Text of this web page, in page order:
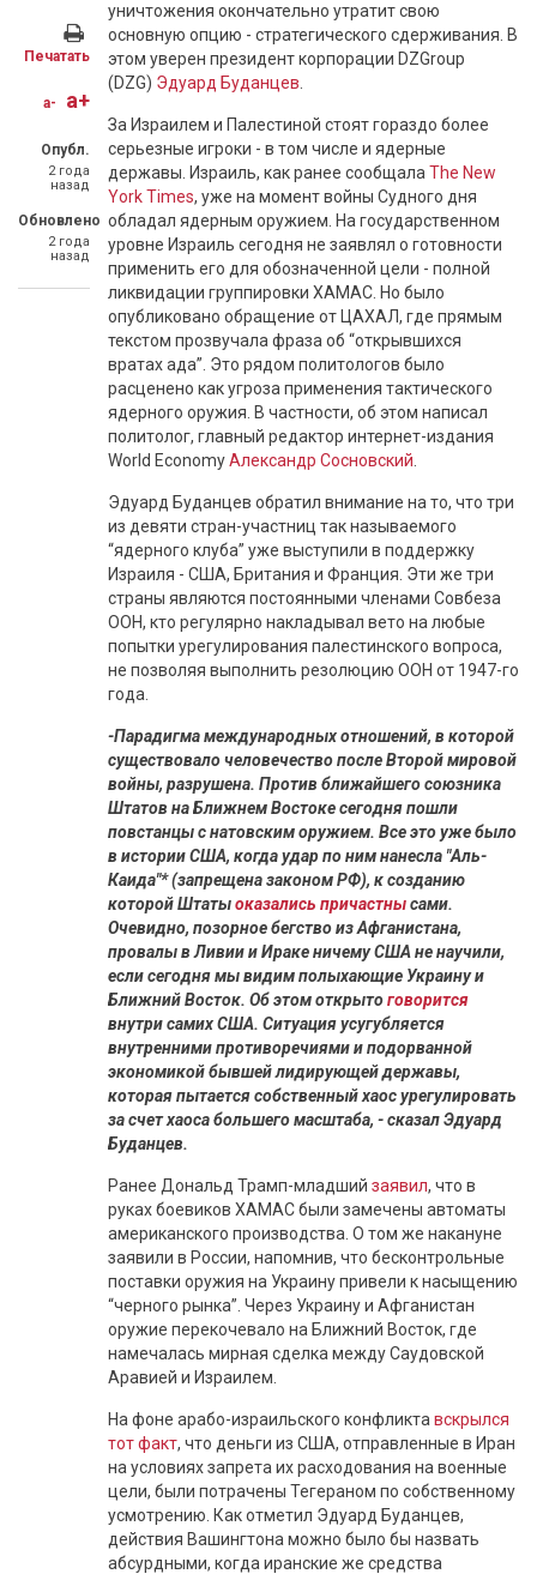
Печатать
a- a+
Опубл.
2 года
назад
Обновлено
2 года
назад
уничтожения окончательно утратит свою
основную опцию - стратегического сдерживания. В
этом уверен президент корпорации DZGroup
(DZG) Эдуард Буданцев
За Израилем и Палестиной стоят гораздо более
серьезные игроки - в том числе и ядерные
державы. Израиль, как ранее сообщала The New
York Times, уже на момент войны Судного дня
обладал ядерным оружием. На государственном
уровне Израиль сегодня не заявлял о готовности
применить его для обозначенной цели - полной
ликвидации группировки ХАМАС. Но было
опубликовано обращение от ЦАХАЛ, где прямым
текстом прозвучала фраза об “открывшихся
вратах ада”. Это рядом политологов было
расценено как угроза применения тактического
ядерного оружия. В частности, об этом написал
политолог, главный редактор интернет-издания
World EconomyАлександр Сосновский
Эдуард Буданцев обратил внимание на то, что три
из девяти стран-участниц так называемого
“ядерного клуба” уже выступили в поддержку
Израиля - США, Британия и Франция. Эти же три
страны являются постоянными членами Совбеза
ООН, кто регулярно накладывал вето на любые
попытки урегулирования палестинского вопроса,
не позволяя выполнить резолюцию ООН от 1947-го
года.
-Парадигма международных отношений, в которой
существовало человечество после Второй мировой
войны, разрушена. Против ближайшего союзника
Штатов на Ближнем Востоке сегодня пошли
повстанцы с натовским оружием. Все это уже было
в истории США, когда удар по ним нанесла "Аль-
Каида"* (запрещена законом РФ), к созданию
которой Штатыоказались причастнысами.
Очевидно, позорное бегство из Афганистана,
провалы в Ливии и Ираке ничему США не научили,
если сегодня мы видим полыхающие Украину и
Ближний Восток. Об этом открытоговорится
внутри самих США. Ситуация усугубляется
внутренними противоречиями и подорванной
экономикой бывшей лидирующей державы,
которая пытается собственный хаос урегулировать
за счет хаоса большего масштаба, - сказал Эдуард
Буданцев.
Ранее Дональд Трамп-младший заявил, что в
руках боевиков ХАМАС были замечены автоматы
американского производства. О том же накануне
заявили в России, напомнив, что бесконтрольные
поставки оружия на Украину привели к насыщению
“черного рынка”. Через Украину и Афганистан
оружие перекочевало на Ближний Восток, где
намечалась мирная сделка между Саудовской
Аравией и Израилем.
На фоне арабо-израильского конфликта вскрылся
тот факт, что деньги из США, отправленные в Иран
на условиях запрета их расходования на военные
цели, были потрачены Тегераном по собственному
усмотрению. Как отметил Эдуард Буданцев,
действия Вашингтона можно было бы назвать
абсурдными, когда иранские же средства